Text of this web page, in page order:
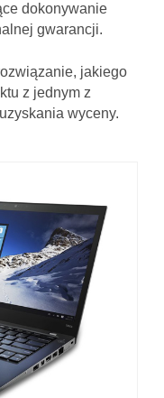
dokonywanie
gwarancji.
jakiego
z jednym z
wyceny.